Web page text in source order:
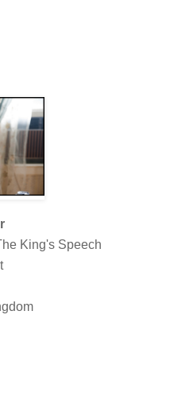
King's Speech